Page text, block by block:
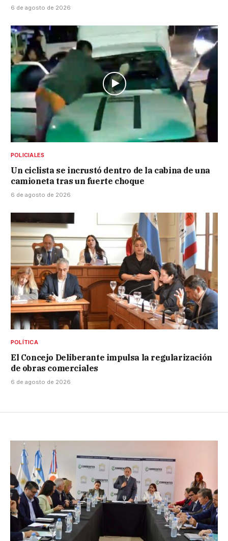
6 de agosto de 2026
POLICIALES
Un ciclista se incrustó dentro de la cabina de una
camioneta tras un fuerte choque
6 de agosto de 2026
POLÍTICA
El Concejo Deliberante impulsa la regularización
de obras comerciales
6 de agosto de 2026